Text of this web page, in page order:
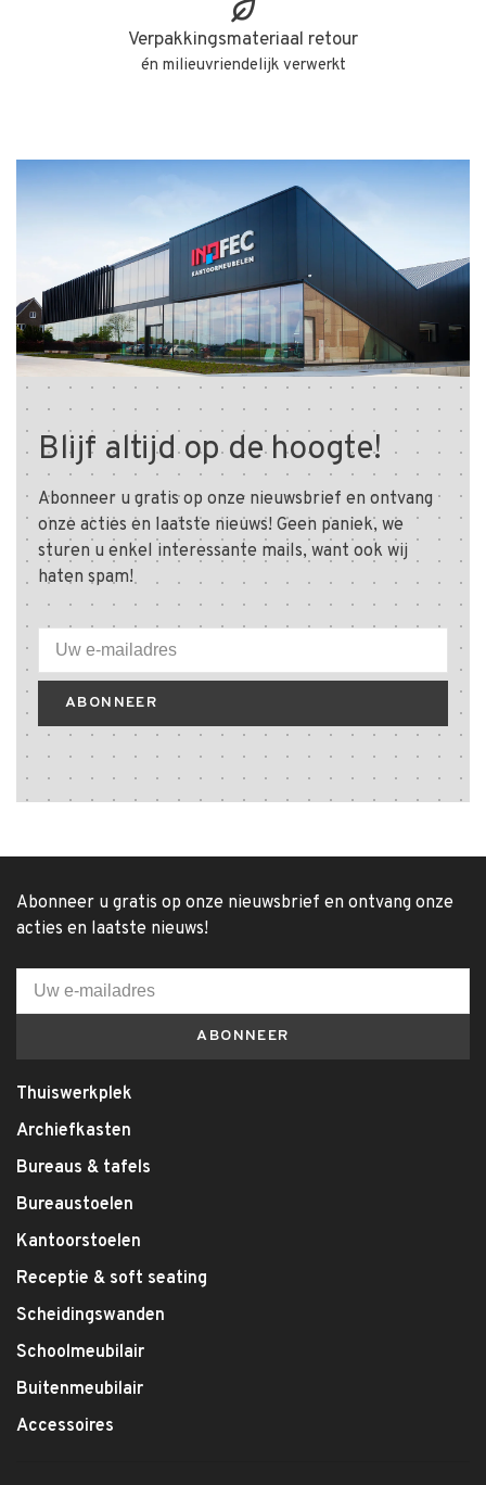
Verpakkingsmateriaal retour
én milieuvriendelijk verwerkt
Blijf altijd op de hoogte!
Abonneer u gratis op onze nieuwsbrief en ontvang
onze acties en laatste nieuws! Geen paniek, we
sturen u enkel interessante mails, want ook wij
haten spam!
ABONNEER
Abonneer u gratis op onze nieuwsbrief en ontvang onze
acties en laatste nieuws!
ABONNEER
Thuiswerkplek
Archiefkasten
Bureaus & tafels
Bureaustoelen
Kantoorstoelen
Receptie & soft seating
Scheidingswanden
Schoolmeubilair
Buitenmeubilair
Accessoires